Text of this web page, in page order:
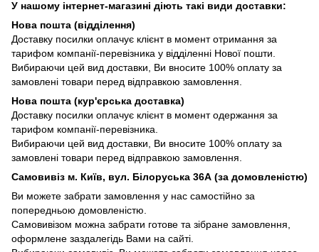
У нашому інтернет-магазині діють такі види доставки:
Нова пошта (відділення)
Доставку посилки оплачує клієнт в момент отримання за
тарифом компанії-перевізника у відділенні Нової пошти.
Вибираючи цей вид доставки, Ви вносите 100% оплату за
замовлені товари перед відправкою замовлення.
Нова пошта (кур'єрська доставка)
Доставку посилки оплачує клієнт в момент одержання за
тарифом компанії-перевізника.
Вибираючи цей вид доставки, Ви вносите 100% оплату за
замовлені товари перед відправкою замовлення.
Самовивіз м. Київ, вул. Білоруська 36А (за домовленістю)
Ви можете забрати замовлення у нас самостійно за
попередньою домовленістю.
Самовивізом можна забрати готове та зібране замовлення,
оформлене заздалегідь Вами на сайті.